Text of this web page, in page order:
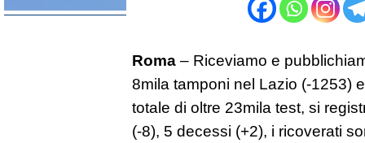
Roma – Riceviamo e
8mila tamponi nel Lazio (-1253)
totale di oltre 23mila test, si
(-8), 5 decessi (+2), i ricoverati